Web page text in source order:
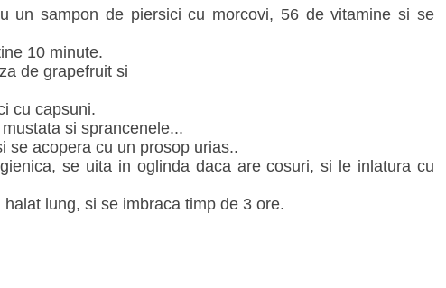
un sampon de piersici cu morcovi, 56 de vitamine si se
10 minute.
de grapefruit si
cu capsuni.
si sprancenele...
se acopera cu un prosop urias..
se uita in oglinda daca are cosuri, si le inlatura cu
lung, si se imbraca timp de 3 ore.